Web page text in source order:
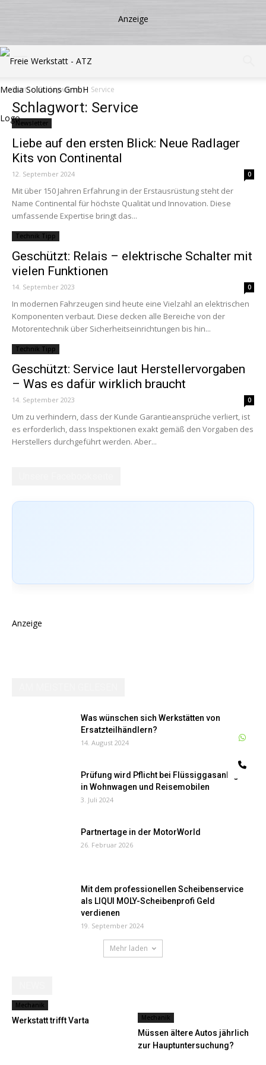
Start Schlagworte Service
Schlagwort: Service
Newsletter
Liebe auf den ersten Blick: Neue Radlager
Kits von Continental
12. September 2024 0
Mit über 150 Jahren Erfahrung in der Erstausrüstung steht der
Name Continental für höchste Qualität und Innovation. Diese
umfassende Expertise bringt das...
Technik Tipp
Geschützt: Relais – elektrische Schalter mit
vielen Funktionen
14. September 2023 0
In modernen Fahrzeugen sind heute eine Vielzahl an elektrischen
Komponenten verbaut. Diese decken alle Bereiche von der
Motorentechnik über Sicherheitseinrichtungen bis hin...
Technik Tipp
Geschützt: Service laut Herstellervorgaben
– Was es dafür wirklich braucht
14. September 2023 0
Um zu verhindern, dass der Kunde Garantieansprüche verliert, ist
es erforderlich, dass Inspektionen exakt gemäß den Vorgaben des
Herstellers durchgeführt werden. Aber...
Anzeige
Was wünschen sich Werkstätten von
Ersatzteilhändlern?
14. August 2024
Prüfung wird Pflicht bei Flüssiggasanlagen
in Wohnwagen und Reisemobilen
3. Juli 2024
Partnertage in der MotorWorld
26. Februar 2026
Mit dem professionellen Scheibenservice
als LIQUI MOLY-Scheibenprofi Geld
verdienen
19. September 2024
Mehr laden
Mechanik
Werkstatt trifft Varta Mechanik
Müssen ältere Autos jährlich
zur Hauptuntersuchung?